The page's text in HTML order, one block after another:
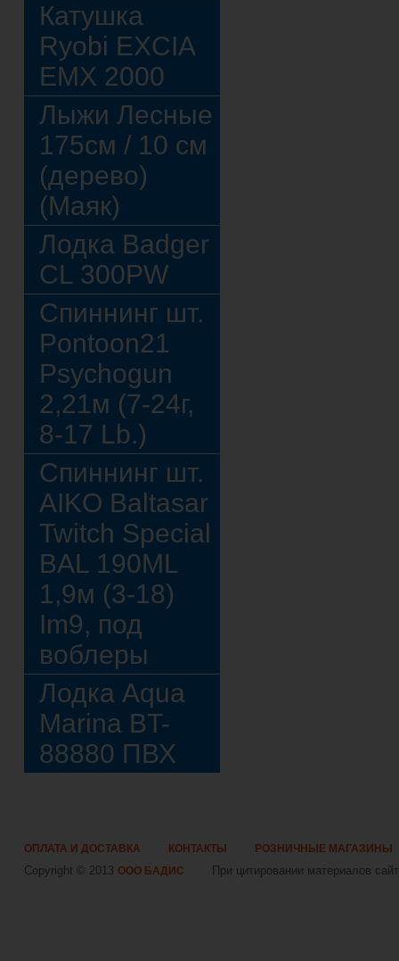
Катушка
Ryobi EXCIA
EMX 2000
Лыжи Лесные
175см / 10 см
(дерево)
(Маяк)
Лодка Badger
CL 300PW
Спиннинг шт.
Pontoon21
Psychogun
2,21м (7-24г,
8-17 Lb.)
Спиннинг шт.
AIKO Baltasar
Twitch Special
BAL 190ML
1,9м (3-18)
Im9, под
воблеры
Лодка Aqua
Marina BT-
88880 ПВХ
ОПЛАТА И ДОСТАВКА КОНТАКТЫ РОЗНИЧНЫЕ МАГАЗИНЫ
Copyright © 2013 ООО БАДИС При цитировании материалов